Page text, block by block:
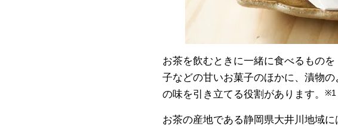
お茶を飲むときに一緒に食べるもの
子などの甘いお菓子のほかに、漬物
の味を引き立てる役割があります。
※1
お茶の産地である静岡県大井川地域